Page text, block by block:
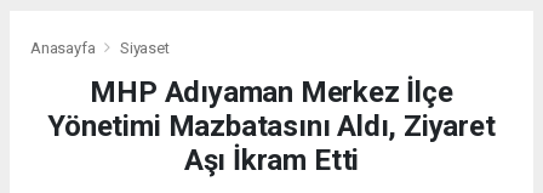
Anasayfa Siyaset
MHP Adıyaman Merkez İlçe
Yönetimi Mazbatasını Aldı, Ziyaret
Aşı İkram Etti